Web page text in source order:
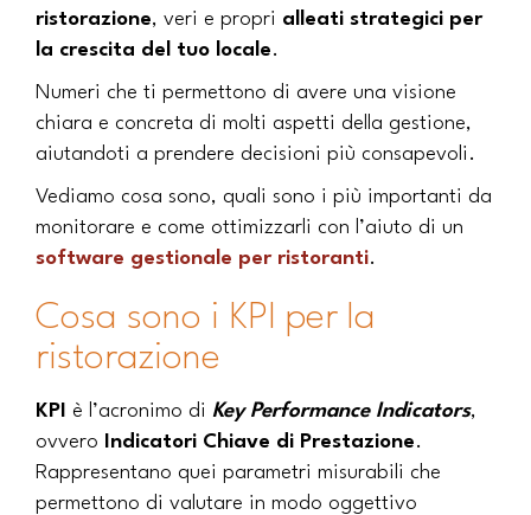
ristorazione, veri e propri alleati strategici per
la crescita del tuo locale.
Numeri che ti permettono di avere una visione
chiara e concreta di molti aspetti della gestione,
aiutandoti a prendere decisioni più consapevoli.
Vediamo cosa sono, quali sono i più importanti da
monitorare e come ottimizzarli con l’aiuto di un
software gestionale per ristoranti.
Cosa sono i KPI per la
ristorazione
KPI è l’acronimo di Key Performance Indicators,
ovvero
Indicatori Chiave di Prestazione.
Rappresentano quei parametri misurabili che
permettono di valutare in modo oggettivo